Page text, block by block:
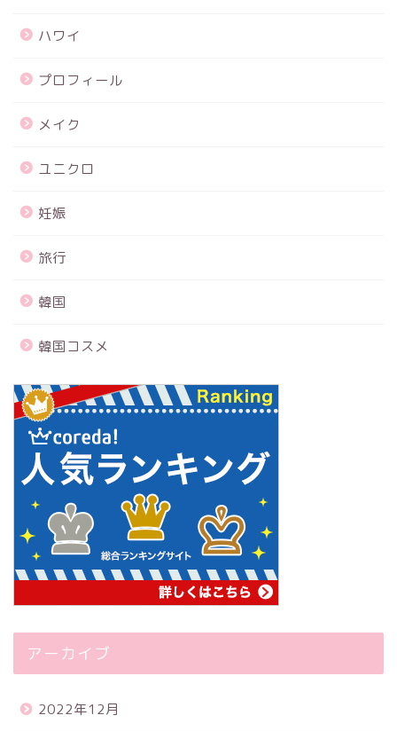
ハワイ
プロフィール
メイク
ユニクロ
妊娠
旅行
韓国
韓国コスメ
アーカイブ
2022年12月